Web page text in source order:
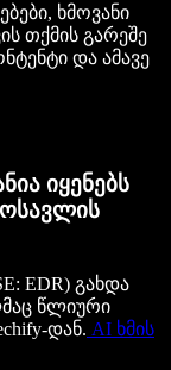
ხმოვანი
თქმის გარეშე
და ამავე
იყენებს
EDR) გახდა
წლიური
დან. AI ხმის